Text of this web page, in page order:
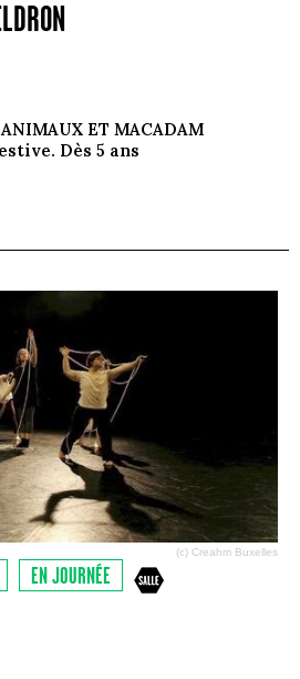
ET MACADAM
Dès 5 ans
(c) Creahm Buxelles
EN JOURNÉE